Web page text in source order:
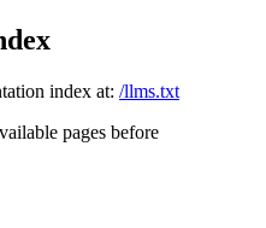
index at: /llms.txt
pages before